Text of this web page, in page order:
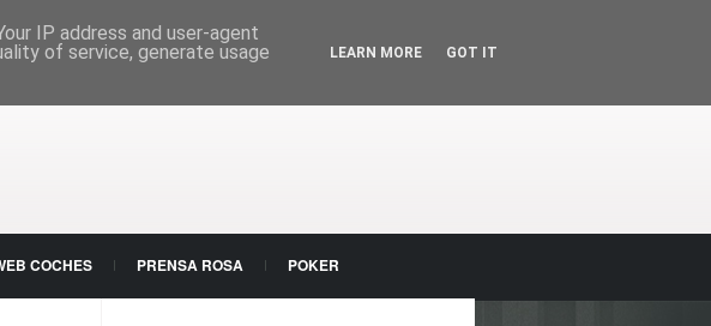
COCHES PRENSA ROSA POKER
IP address and user-agent
of service, generate usage
LEARN MORE GOT IT